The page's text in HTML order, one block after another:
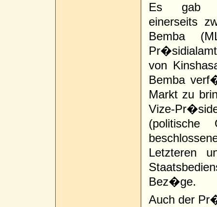
Es gab
einerseits
Bemba
von
Bemba
Markt zu
Vize-
Letzteren
Bez�ge.
Auch der